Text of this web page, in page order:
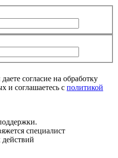
согласие на обработку
и соглашаетесь с политикой
специалист